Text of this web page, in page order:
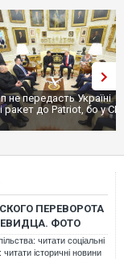
не передасть Україні
ракет до Patriot, бо у
ПЕРЕВОРОТА
ФОТО
читати соціальні
читати історичні новини